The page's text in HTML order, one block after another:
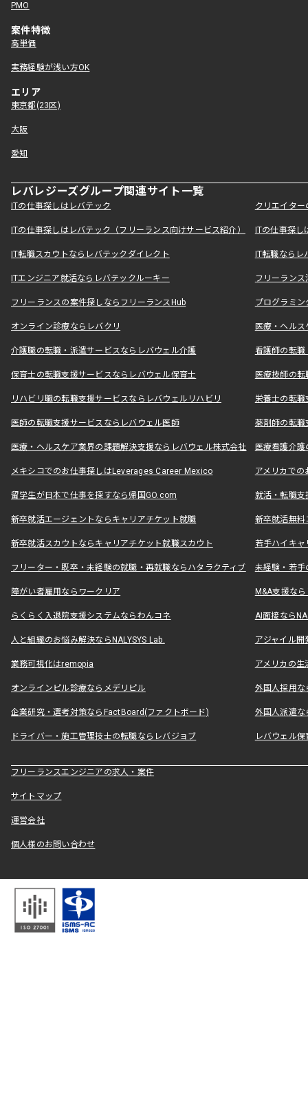
PMO
案件特徴
高単価
実務経験が浅い方OK
エリア
東京都(23区)
大阪
愛知
レバレジーズグループ関連サイト一覧
ITの仕事探しはレバテック クリエイタ
ITの仕事探しはレバテック（フリーランス向けサービス紹介） ITの仕事探
IT転職スカウトならレバテックダイレクト IT転職なら
ITエンジニア就活ならレバテックルーキー フリーラン
フリーランスの案件探しならフリーランスHub プログラミ
オンライン診療ならレバクリ 医療・ヘル
介護職の転職・派遣サービスならレバウェル介護 看護師の転
保育士の転職支援サービスならレバウェル保育士 医療技師の
リハビリ職の転職支援サービスならレバウェルリハビリ 栄養士の転
医師の転職支援サービスならレバウェル医師 薬剤師の転
医療・ヘルスケア業界の課題解決支援ならレバウェル株式会社 医療看護介
メキシコでのお仕事探しはLeverages Career Mexico アメリカで
留学生が日本で仕事を探すなら帰国GO.com 就活・転職
新卒就活エージェントならキャリアチケット就職 新卒就活無料
新卒就活スカウトならキャリアチケット就職スカウト 若手ハイキ
フリーター・既卒・未経験の就職・再就職ならハタラクティブ 未経験・若手
障がい者雇用ならワークリア M&A支援な
らくらく入退院支援システムならわんコネ AI面接なら
人と組織のお悩み解決ならNALYSYS Lab. アジャイル
業務可視化はremopia アメリカの
オンラインピル診療ならメデリピル 外国人採用
企業研究・選考対策ならFactBoard(ファクトボード) 外国人派遣な
ドライバー・施工管理技士の転職ならレバジョブ レバウェル
フリーランスエンジニアの求人・案件
サイトマップ
運営会社
個人様のお問い合わせ